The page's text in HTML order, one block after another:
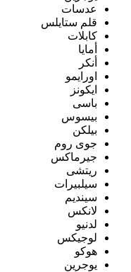
عدسات
قلم ستايلس
كابلات
أمايا
أنكر
اورايمو
ايكونز
باسى
بيسوس
بيلكن
جوى روم
جيرماكس
ريتشى
سيلبيرات
سينديم
لانكس
لدنيو
لوجيكس
هوكو
يوجرين